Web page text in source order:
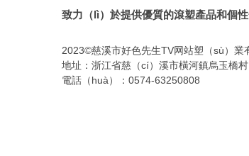
致力（lì）於提供優質的滾塑產品和個
2023©慈溪市好色先生TV网站塑（sù）業
地址：浙江省慈（cí）溪市橫河鎮烏玉橋村
電話（huà）：0574-63250808